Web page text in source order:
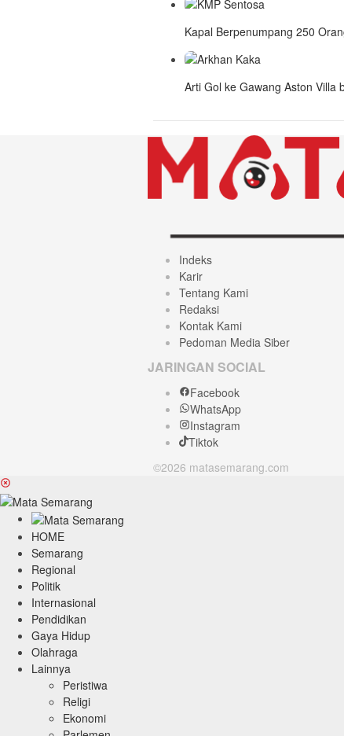
Kapal Berpenumpang 250
Arti Gol ke Gawang Aston Villa
Indeks
Karir
Tentang Kami
Redaksi
Kontak Kami
Pedoman Media Siber
JARINGAN SOCIAL
Facebook
WhatsApp
Instagram
Tiktok
©2026 matasemarang.com
HOME
Semarang
Regional
Politik
Internasional
Pendidikan
Gaya Hidup
Olahraga
Lainnya
Peristiwa
Religi
Ekonomi